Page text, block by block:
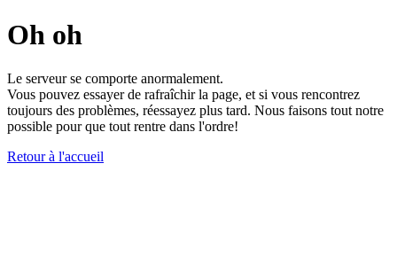
Oh oh
Le serveur se comporte anormalement.
Vous pouvez essayer de rafraîchir la page, et si vous rencontrez
toujours des problèmes, réessayez plus tard. Nous faisons tout notre
possible pour que tout rentre dans l'ordre!
Retour à l'accueil